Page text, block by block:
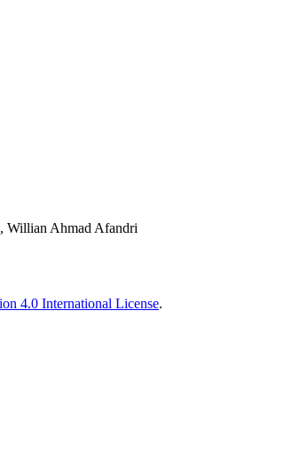
Willian Ahmad Afandri
4.0 International License.